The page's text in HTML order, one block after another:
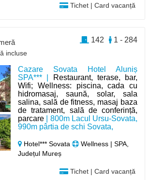
Tichet | Card vacanță
Cazare Sovata Hotel Aluniș
SPA*** |
Restaurant, terase, bar,
Wifi; Wellness: piscina, cada cu
hidromasaj, saună, solar, sala
salina, sală de fitness, masaj baza
de tratament, sală de conferință,
parcare | 800m Lacul Ursu-Sovata,
990m pârtia de schi Sovata,
Hotel*** Sovata
Wellness | SPA,
Județul Mureș
Tichet | Card vacanță
incluse
1 - 284
142